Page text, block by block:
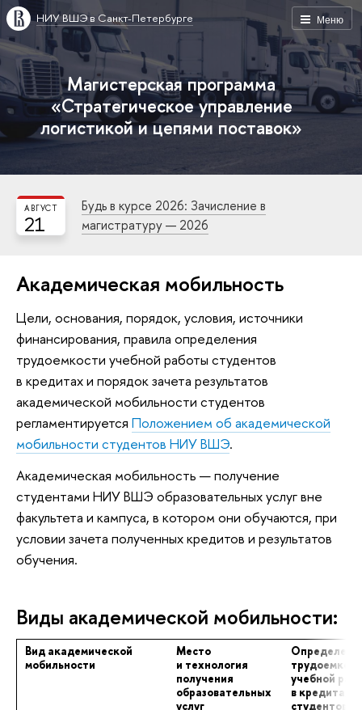
Меню
НИУ ВШЭ в Санкт-Петербурге
Магистерская программа
«Стратегическое управление
логистикой и цепями поставок»
21
АВГУСТ
Будь в курсе 2026: Зачисление в
магистратуру — 2026
Академическая мобильность
Цели, основания, порядок, условия, источники
финансирования, правила определения
трудоемкости учебной работы студентов
в кредитах и порядок зачета результатов
академической мобильности студентов
регламентируется Положением об академической
мобильности студентов НИУ ВШЭ.
Академическая мобильность — получение
студентами НИУ ВШЭ образовательных услуг вне
факультета и кампуса, в котором они обучаются, при
условии зачета полученных кредитов и результатов
обучения.
Виды академической мобильности:
Вид академической
мобильности
Место
и технология
получения
образовательных
услуг
учебной
в кредитах
студентов —